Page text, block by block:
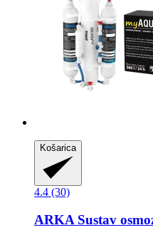
Košarica
4.4 (30)
ARKA Sustav